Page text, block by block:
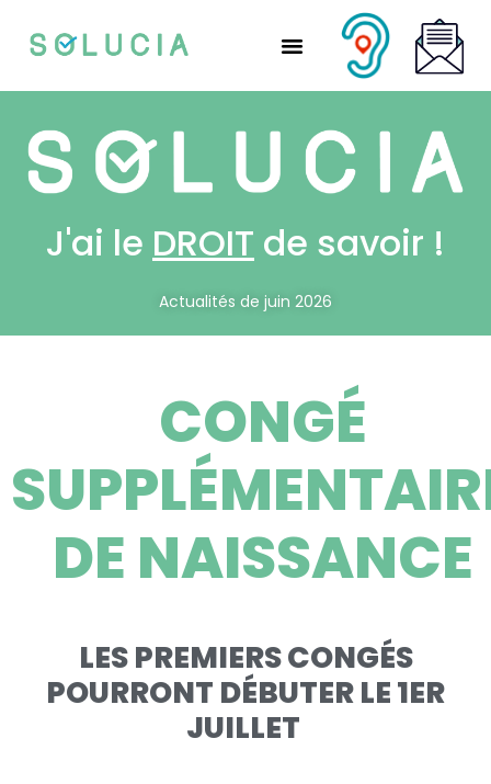
J'ai le DROIT de savoir !
Actualités de juin 2026
CONGÉ
DE NAISSANCE
LES PREMIERS CONGÉS
POURRONT DÉBUTER LE 1ER
JUILLET